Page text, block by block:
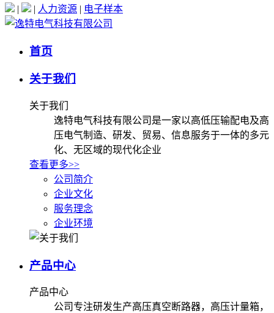
| | 人力资源 | 电子样本
首页
关于我们
关于我们
逸特电气科技有限公司是一家以高低压输配电及高
压电气制造、研发、贸易、信息服务于一体的多元
化、无区域的现代化企业
查看更多>>
公司简介
企业文化
服务理念
企业环境
产品中心
产品中心
公司专注研发生产高压真空断路器，高压计量箱，